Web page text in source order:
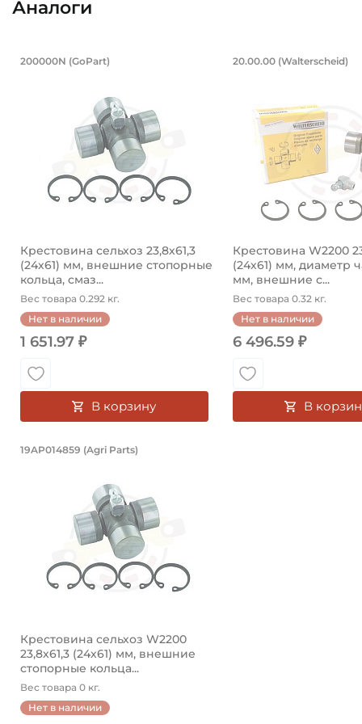
Аналоги
Крестовина сельхоз 23,8х61,3
200000N (GoPart)
Крестовина сельхоз 23,8х61,3
(24х61) мм, внешние стопорные
кольца, смаз...
Вес товара 0.292 кг.
Нет в наличии
1 651.97 ₽
В корзину
Крестовина
20.00.00 (Walterscheid)
Крестовина W2200
(24х61) мм, диаметр
мм, внешние с...
Вес товара 0.32 кг.
Нет в наличии
6 496.59 ₽
В
Крестовина сельхоз W2200
19AP014859 (Agri Parts)
Крестовина сельхоз W2200
23,8х61,3 (24х61) мм, внешние
стопорные кольца...
Вес товара 0 кг.
Нет в наличии